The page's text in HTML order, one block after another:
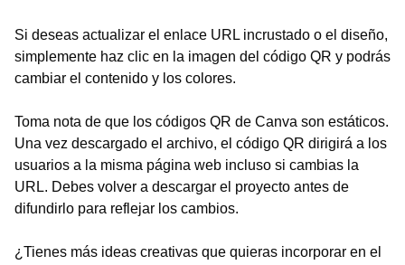
Si deseas actualizar el enlace URL incrustado o el diseño,
simplemente haz clic en la imagen del código QR y podrás
cambiar el contenido y los colores.
Toma nota de que los códigos QR de Canva son estáticos.
Una vez descargado el archivo, el código QR dirigirá a los
usuarios a la misma página web incluso si cambias la
URL. Debes volver a descargar el proyecto antes de
difundirlo para reflejar los cambios.
¿Tienes más ideas creativas que quieras incorporar en el